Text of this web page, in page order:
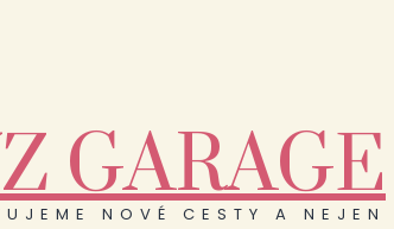
GARAGE
NOVÉ CESTY A NEJEN